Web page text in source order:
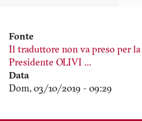
Fonte
Il traduttore non va preso per la
Presidente OLIVI …
Data
Dom, 03/10/2019 - 09:29